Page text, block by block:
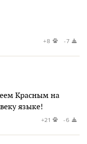
+8 -7
Красным на
языке!
+21 -6